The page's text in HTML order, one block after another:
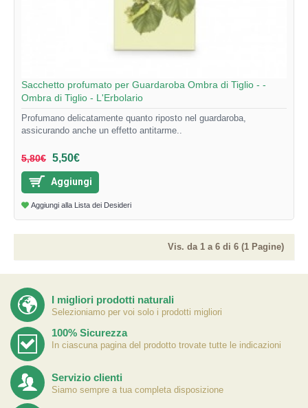
Sacchetto profumato per Guardaroba Ombra di Tiglio - -
Ombra di Tiglio - L'Erbolario
Profumano delicatamente quanto riposto nel guardaroba,
assicurando anche un effetto antitarme..
5,80€ 5,50€
Aggiungi
Aggiungi alla Lista dei Desideri
Vis. da 1 a 6 di 6 (1 Pagine)
I migliori prodotti naturali
Selezioniamo per voi solo i prodotti migliori
100% Sicurezza
In ciascuna pagina del prodotto trovate tutte le indicazioni
Servizio clienti
Siamo sempre a tua completa disposizione